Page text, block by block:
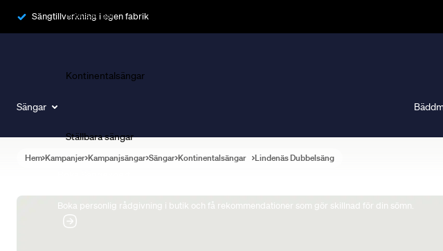
Sängtillverkning i egen fabrik
Sängar
Ramsängar
Kontinentalsängar
Ställbara sängar
Boka personlig rådgivning i butik och få rekommendationer som gör skillnad för din sömn.
Hem Kampanjer Kampanjsängar Sängar Kontinentalsängar Lindenäs Dubbelsäng